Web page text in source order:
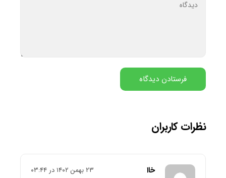
نظرات کاربران
خاا ۲۳ بهمن ۱۴۰۲ در ۰۳:۴۴